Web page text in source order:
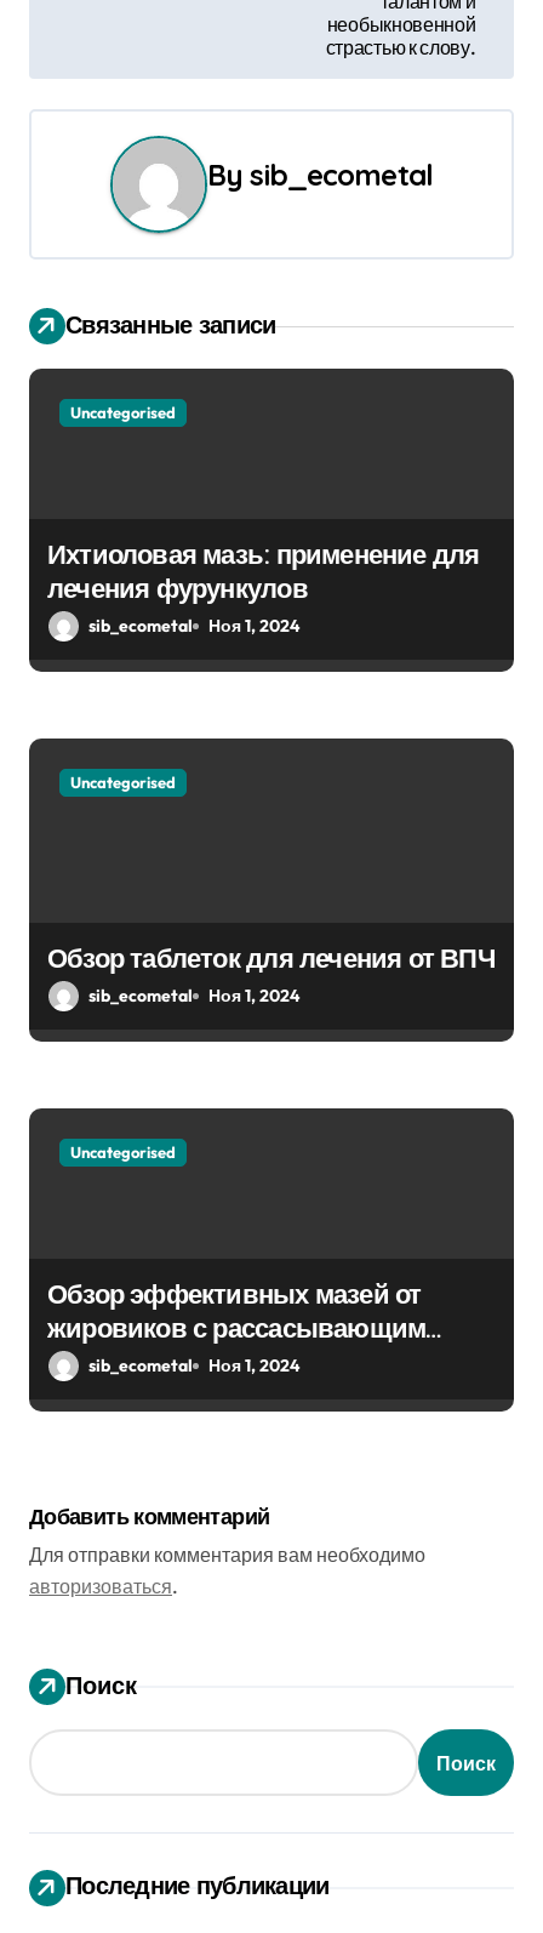
и
о
з
а
я
м
необыкновенной
страстью к слову.
Bysib_ecometal
Связанные записи
Uncategorised
Ихтиоловая мазь: применение для
лечения фурункулов
sib_ecometal Ноя 1, 2024
Uncategorised
Обзор таблеток для лечения от ВПЧ
sib_ecometal Ноя 1, 2024
Uncategorised
Обзор эффективных мазей от
жировиков с рассасывающим
эффектом
sib_ecometal Ноя 1, 2024
Добавить комментарий
Для отправки комментария вам необходимо
авторизоваться.
Поиск
Поиск
Последние публикации